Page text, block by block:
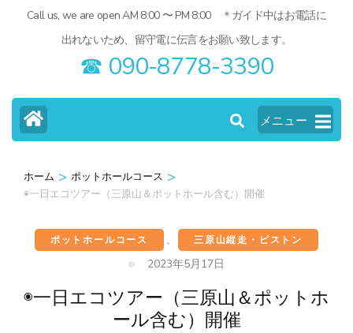
Call us, we are open AM 8:00 〜 PM 8:00 ＊ガイド中はお電話に
出れないため、留守電に伝言をお願い致します。
☎︎ 090-8778-3390
メニュー
ホーム > ポットホールコース >
◉一日エコツアー（三原山＆ポットホール含む）開催
ポットホールコース 、 三原山縦走・ピストン
2023年5月17日
◉一日エコツアー（三原山＆ポットホ
ール含む）開催